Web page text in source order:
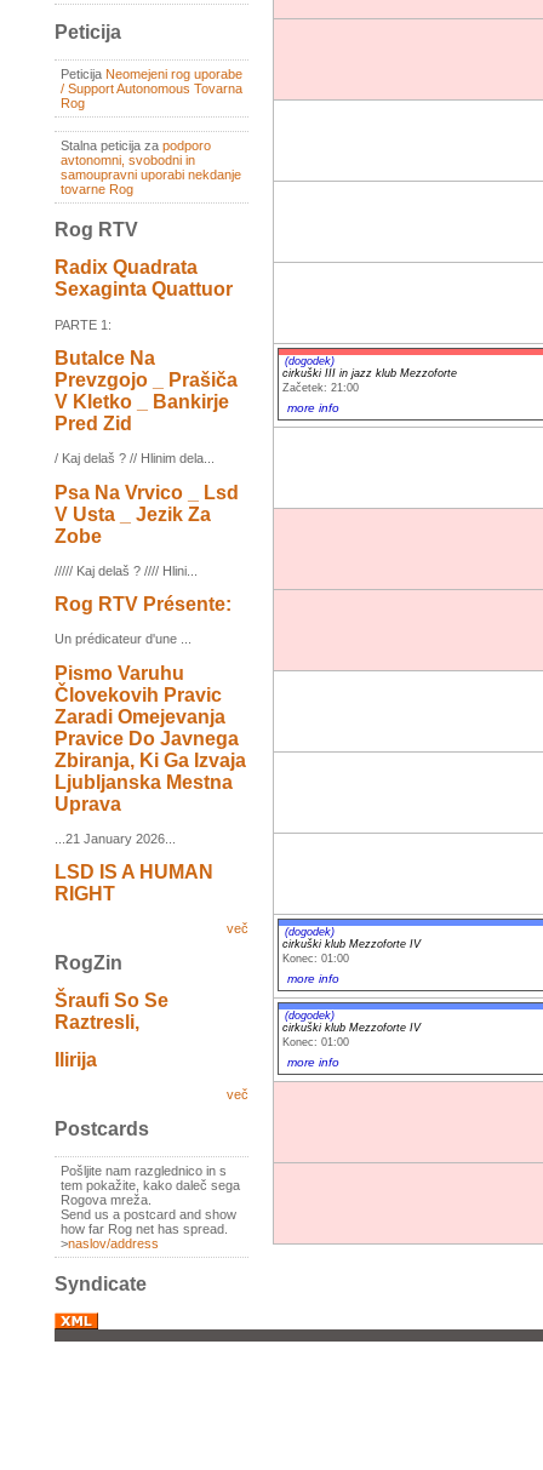
Peticija
Peticija Neomejeni rog uporabe
/ Support Autonomous Tovarna
Rog
Stalna peticija za podporo
avtonomni, svobodni in
samoupravni uporabi nekdanje
tovarne Rog
Rog RTV
Radix Quadrata
Sexaginta Quattuor
PARTE 1:
Butalce Na
Prevzgojo _ Prašiča
V Kletko _ Bankirje
Pred Zid
/ Kaj delaš ? // Hlinim dela...
Psa Na Vrvico _ Lsd
V Usta _ Jezik Za
Zobe
///// Kaj delaš ? //// Hlini...
Rog RTV Présente:
Un prédicateur d'une ...
Pismo Varuhu
Človekovih Pravic
Zaradi Omejevanja
Pravice Do Javnega
Zbiranja, Ki Ga Izvaja
Ljubljanska Mestna
Uprava
...21 January 2026...
LSD IS A HUMAN
RIGHT
več
RogZin
Šraufi So Se
Raztresli,
Ilirija
več
Postcards
Pošljite nam razglednico in s
tem pokažite, kako daleč sega
Rogova mreža.
Send us a postcard and show
how far Rog net has spread.
>naslov/address
Syndicate
(dogodek)
cirkuški III in jazz klub Mezzoforte
Začetek: 21:00
more info
(dogodek)
cirkuški klub Mezzoforte IV
Konec: 01:00
more info
(dogodek)
cirkuški klub Mezzoforte IV
Konec: 01:00
more info